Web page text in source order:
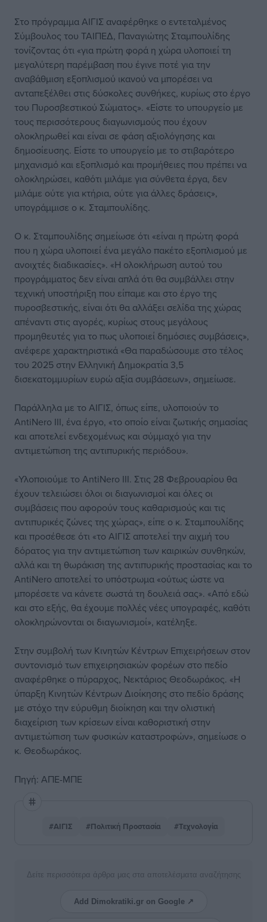
Στο πρόγραμμα ΑΙΓΙΣ αναφέρθηκε ο εντεταλμένος
Σύμβουλος του ΤΑΙΠΕΔ, Παναγιώτης Σταμπουλίδης
τονίζοντας ότι «για πρώτη φορά η χώρα υλοποιεί τη
μεγαλύτερη παρέμβαση που έγινε ποτέ για την
αναβάθμιση εξοπλισμού ικανού να μπορέσει να
ανταπεξέλθει στις δύσκολες συνθήκες, κυρίως στο έργο
του Πυροσβεστικού Σώματος». «Είστε το υπουργείο με
τους περισσότερους διαγωνισμούς που έχουν
ολοκληρωθεί και είναι σε φάση αξιολόγησης και
δημοσίευσης. Είστε το υπουργείο με το στιβαρότερο
μηχανισμό και εξοπλισμό και προμήθειες που πρέπει να
ολοκληρώσει, καθότι μιλάμε για σύνθετα έργα, δεν
μιλάμε ούτε για κτήρια, ούτε για άλλες δράσεις»,
υπογράμμισε ο κ. Σταμπουλίδης.
Ο κ. Σταμπουλίδης σημείωσε ότι «είναι η πρώτη φορά
που η χώρα υλοποιεί ένα μεγάλο πακέτο εξοπλισμού με
ανοιχτές διαδικασίες». «Η ολοκλήρωση αυτού του
προγράμματος δεν είναι απλά ότι θα συμβάλλει στην
τεχνική υποστήριξη που είπαμε και στο έργο της
πυροσβεστικής, είναι ότι θα αλλάξει σελίδα της χώρας
απέναντι στις αγορές, κυρίως στους μεγάλους
προμηθευτές για το πως υλοποιεί δημόσιες συμβάσεις»,
ανέφερε χαρακτηριστικά «Θα παραδώσουμε στο τέλος
του 2025 στην Ελληνική Δημοκρατία 3,5
δισεκατομμυρίων ευρώ αξία συμβάσεων», σημείωσε.
Παράλληλα με το ΑΙΓΙΣ, όπως είπε, υλοποιούν το
AntiNero III, ένα έργο, «το οποίο είναι ζωτικής σημασίας
και αποτελεί ενδεχομένως και σύμμαχό για την
αντιμετώπιση της αντιπυρικής περιόδου».
«Υλοποιούμε το ΑntiNero III. Στις 28 Φεβρουαρίου θα
έχουν τελειώσει όλοι οι διαγωνισμοί και όλες οι
συμβάσεις που αφορούν τους καθαρισμούς και τις
αντιπυρικές ζώνες της χώρας», είπε ο κ. Σταμπουλίδης
και προσέθεσε ότι «το ΑΙΓΙΣ αποτελεί την αιχμή του
δόρατος για την αντιμετώπιση των καιρικών συνθηκών,
αλλά και τη θωράκιση της αντιπυρικής προστασίας και το
ΑntiNero αποτελεί το υπόστρωμα «ούτως ώστε να
μπορέσετε να κάνετε σωστά τη δουλειά σας». «Από εδώ
και στο εξής, θα έχουμε πολλές νέες υπογραφές, καθότι
ολοκληρώνονται οι διαγωνισμοί», κατέληξε.
Στην συμβολή των Κινητών Κέντρων Επιχειρήσεων στον
συντονισμό των επιχειρησιακών φορέων στο πεδίο
αναφέρθηκε ο πύραρχος, Νεκτάριος Θεοδωράκος. «Η
ύπαρξη Κινητών Κέντρων Διοίκησης στο πεδίο δράσης
με στόχο την εύρυθμη διοίκηση και την ολιστική
διαχείριση των κρίσεων είναι καθοριστική στην
αντιμετώπιση των φυσικών καταστροφών», σημείωσε ο
κ. Θεοδωράκος.
Πηγή: ΑΠΕ-ΜΠΕ
#ΑΙΓΙΣ #Πολιτική Προστασία #Τεχνολογία
Δείτε περισσότερα άρθρα μας στα αποτελέσματα αναζήτησης
Add Dimokratiki.gr on Google ↗